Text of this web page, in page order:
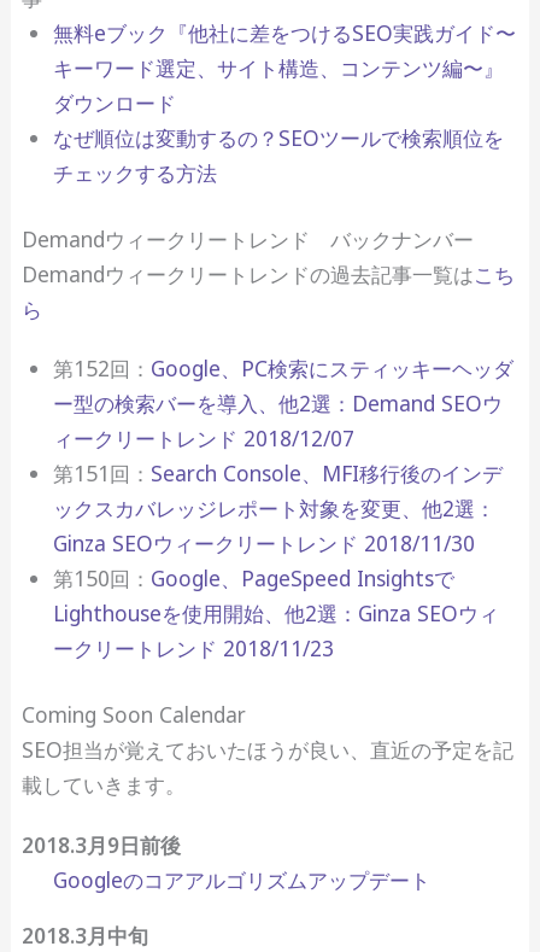
無料eブック『他社に差をつけるSEO実践ガイド 〜
キーワード選定、サイト構造、コンテンツ編〜』
ダウンロード
なぜ順位は変動するの？SEOツールで検索順位を
チェックする方法
Demandウィークリートレンド バックナンバー
Demandウィークリートレンドの過去記事一覧はこち
ら
第152回： Google、PC検索にスティッキーヘッダ
ー型の検索バーを導入、他2選：Demand SEOウ
ィークリートレンド 2018/12/07
第151回： Search Console、MFI移行後のインデ
ックスカバレッジレポート対象を変更、他2選：
Ginza SEOウィークリートレンド 2018/11/30
第150回： Google、PageSpeed Insightsで
Lighthouseを使用開始、他2選：Ginza SEOウィ
ークリートレンド 2018/11/23
Coming Soon Calendar
SEO担当が覚えておいたほうが良い、直近の予定を記
載していきます。
2018.3月9日前後
Googleのコアアルゴリズムアップデート
2018.3月中旬